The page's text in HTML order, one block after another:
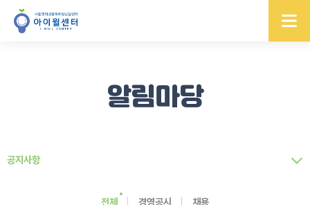
알림마당
공지사항
전체 경영공시 채용